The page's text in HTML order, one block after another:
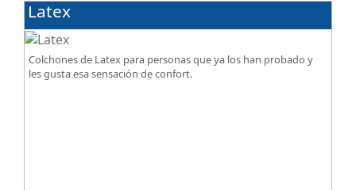
Latex
Colchones de Latex para personas que ya los han probado y
les gusta esa sensación de confort.